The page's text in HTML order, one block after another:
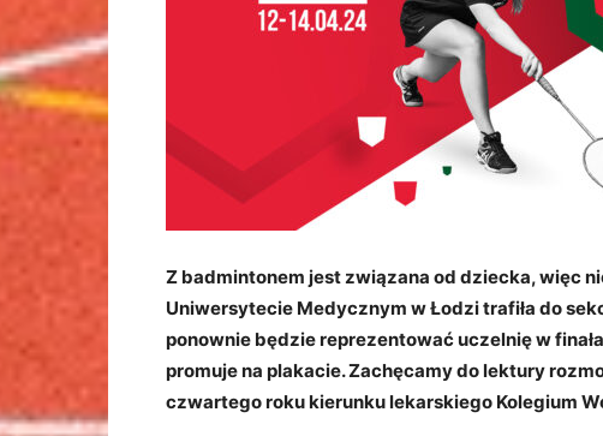
Z badmintonem jest związana od dziecka, więc
Uniwersytecie Medycznym w Łodzi trafiła do
ponownie będzie reprezentować uczelnię w
promuje na plakacie. Zachęcamy do lektury
czwartego roku kierunku lekarskiego Kolegium